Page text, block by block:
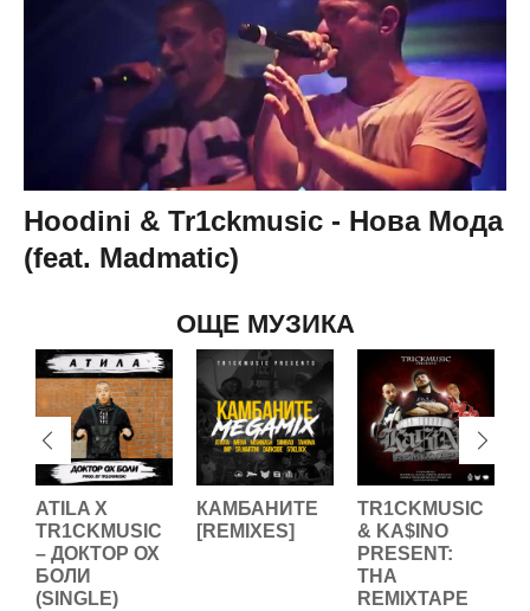
Hoodini & Tr1ckmusic - Нова Мода
(feat. Madmatic)
ОЩЕ МУЗИКА
ATILA X
TR1CKMUSIC
– ДОКТОР ОХ
БОЛИ
(SINGLE)
КАМБАНИТЕ
[REMIXES]
TR1CKMUSIC
& KA$INO
PRESENT:
THA
REMIXTAPE